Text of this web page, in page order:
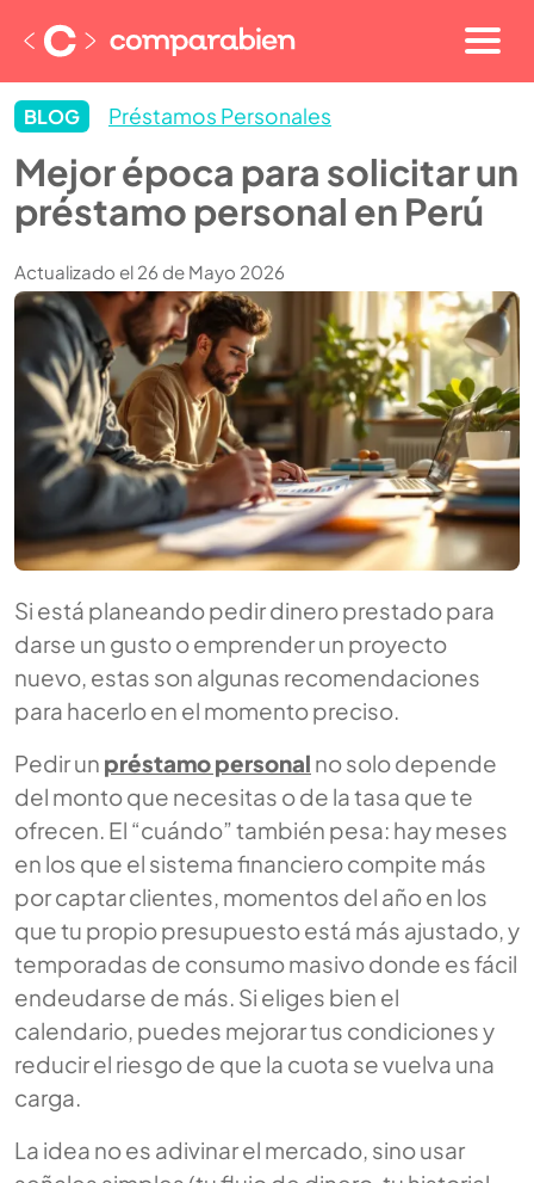
BLOG Préstamos Personales
Mejor época para solicitar un
préstamo personal en Perú
Actualizado el 26 de Mayo 2026
Si está planeando pedir dinero prestado para
darse un gusto o emprender un proyecto
nuevo, estas son algunas recomendaciones
para hacerlo en el momento preciso.
Pedir un préstamo personal no solo depende
del monto que necesitas o de la tasa que te
ofrecen. El “cuándo” también pesa: hay meses
en los que el sistema financiero compite más
por captar clientes, momentos del año en los
que tu propio presupuesto está más ajustado, y
temporadas de consumo masivo donde es fácil
endeudarse de más. Si eliges bien el
calendario, puedes mejorar tus condiciones y
reducir el riesgo de que la cuota se vuelva una
carga.
La idea no es adivinar el mercado, sino usar